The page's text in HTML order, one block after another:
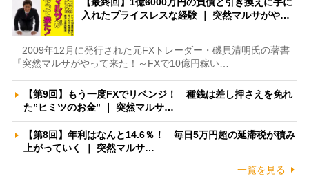
【最終回】1億6000万円の負債と引き換えに手に
入れたプライスレスな経験 ｜ 突然マルサがや…
2009年12月に発行された元FXトレーダー・磯貝清明氏の著書
『突然マルサがやって来た！～FXで10億円稼い…
【第9回】もう一度FXでリベンジ！ 種銭は差し押さえを免れ
た”ヒミツのお金” ｜ 突然マルサ…
【第8回】年利はなんと14.6％！ 毎日5万円超の延滞税が積み
上がっていく ｜ 突然マルサ…
一覧を見る